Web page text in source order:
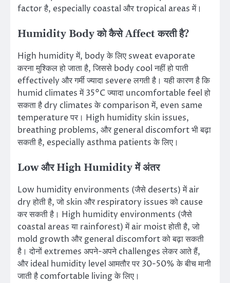
factor है, especially coastal और tropical areas में।
Humidity Body को कैसे Affect करती है?
High humidity में, body के लिए sweat evaporate
करना मुश्किल हो जाता है, जिससे body cool नहीं हो पाती
effectively और गर्मी ज्यादा severe लगती है। यही कारण है कि
humid climates में 35°C ज्यादा uncomfortable feel हो
सकता है dry climates के comparison में, even same
temperature पर। High humidity skin issues,
breathing problems, और general discomfort भी बढ़ा
सकती है, especially asthma patients के लिए।
Low और High Humidity में अंतर
Low humidity environments (जैसे deserts) में air
dry होती है, जो skin और respiratory issues को cause
कर सकती है। High humidity environments (जैसे
coastal areas या rainforest) में air moist होती है, जो
mold growth और general discomfort को बढ़ा सकती
है। दोनों extremes अपने-अपने challenges लेकर आते हैं,
और ideal humidity level आमतौर पर 30-50% के बीच मानी
जाती है comfortable living के लिए।